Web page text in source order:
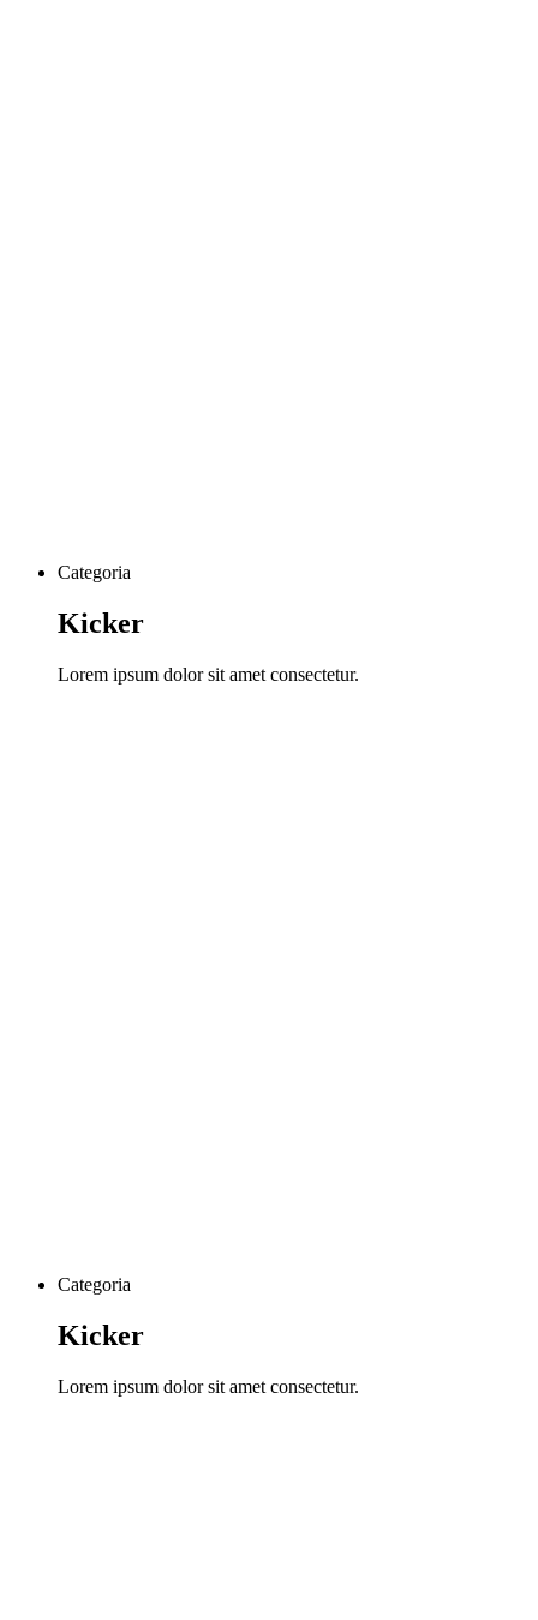
Categoria
Kicker
Lorem ipsum dolor sit amet consectetur.
Categoria
Kicker
Lorem ipsum dolor sit amet consectetur.